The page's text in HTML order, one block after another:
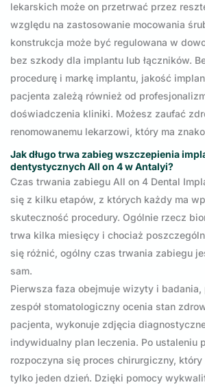
lekarskich może on przetrwać przez
względu na zastosowanie mocowania
konstrukcja może być regulowana w
bez szkody dla implantu lub łączników.
procedurę i markę implantu, jakość
pacjenta zależą również od
doświadczenia kliniki. Możesz zaufać
renomowanemu lekarzowi, który ma
Jak długo trwa zabieg wszczepienia
dentystycznych All on 4 w Antalyi?
Czas trwania zabiegu All on 4 Dental
się z kilku etapów, z których każdy ma
skuteczność procedury. Ogólnie rzecz
trwa kilka miesięcy i chociaż
się różnić, ogólny czas trwania zabiegu
sam.
Pierwsza faza obejmuje wizyty i
zespół stomatologiczny ocenia stan
pacjenta, wykonuje zdjęcia
indywidualny plan leczenia. Po ustaleniu
rozpoczyna się proces chirurgiczny,
tylko jeden dzień. Dzięki pomocy